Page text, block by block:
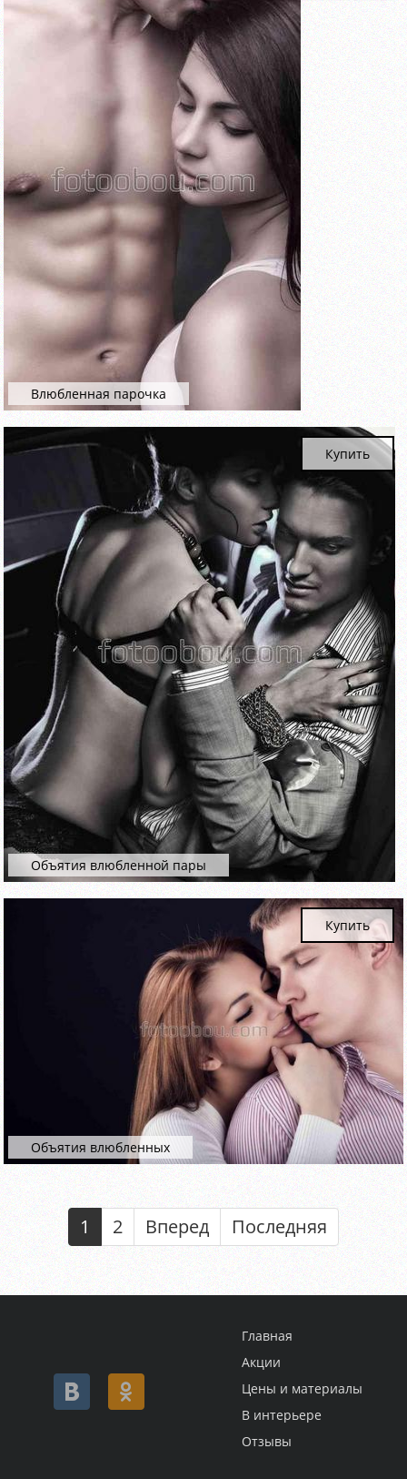
Влюбленная парочка
Объятия влюбленной пары
Купить
Объятия влюбленных
Купить
1 2 Вперед Последняя
Главная
Акции
Цены и материалы
В интерьере
Отзывы